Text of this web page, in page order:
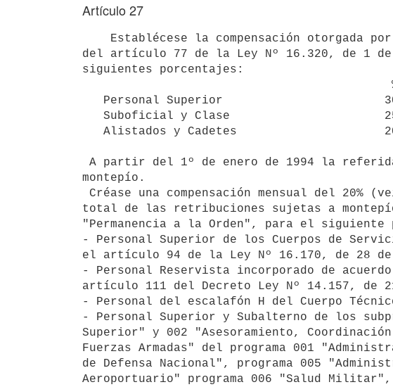
Artículo 27
del artículo 77 de la Ley Nº 16.320, de 1 de
siguientes porcentajes:
montepío.
total de las retribuciones sujetas a
"Permanencia a la Orden", para el siguiente
- Personal Superior de los Cuerpos de
el artículo 94 de la Ley Nº 16.170, de 28 de
- Personal Reservista incorporado de
artículo 111 del Decreto Ley Nº 14.157, de
- Personal del escalafón H del Cuerpo
- Personal Superior y Subalterno de los
Superior" y 002 "Asesoramiento,
Fuerzas Armadas" del programa 001
de Defensa Nacional", programa 005
Aeroportuario" programa 006 "Salud Militar",